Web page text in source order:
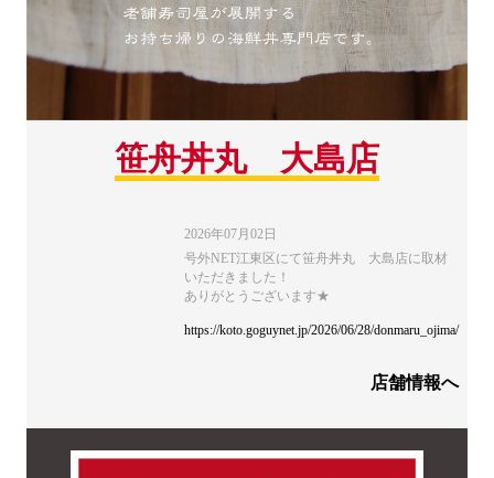
笹舟丼丸 大島店
2026年07月02日
号外NET江東区にて笹舟丼丸 大島店に取材
いただきました！
ありがとうございます★
https://koto.goguynet.jp/2026/06/28/donmaru_ojima/
店舗情報へ